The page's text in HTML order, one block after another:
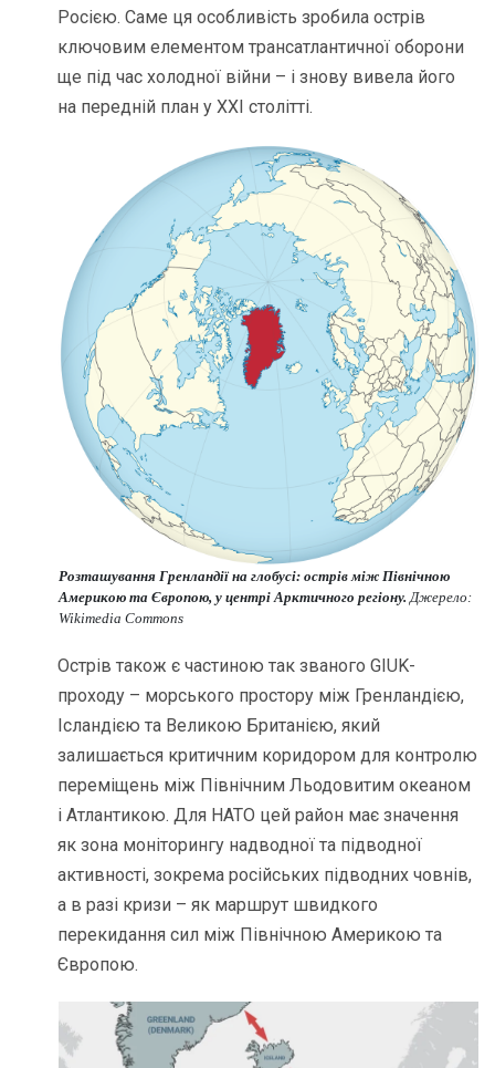
Росією. Саме ця особливість зробила острів
ключовим елементом трансатлантичної оборони
ще під час холодної війни – і знову вивела його
на передній план у XXI столітті.
Розташування Гренландії на глобусі: острів між Північною
Америкою та Європою, у центрі Арктичного регіону. Джерело:
Wikimedia Commons
Острів також є частиною так званого GIUK-
проходу – морського простору між Гренландією,
Ісландією та Великою Британією, який
залишається критичним коридором для контролю
переміщень між Північним Льодовитим океаном
і Атлантикою. Для НАТО цей район має значення
як зона моніторингу надводної та підводної
активності, зокрема російських підводних човнів,
а в разі кризи – як маршрут швидкого
перекидання сил між Північною Америкою та
Європою.